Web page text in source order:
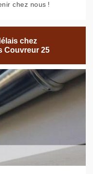
chez nous !
chez
Couvreur 25